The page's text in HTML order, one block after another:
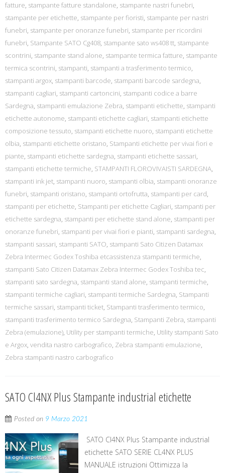
fatture, stampante fatture standalone, stampante nastri funebri,
stampante per etichette, stampante per fioristi, stampante per nastri
funebri, stampante per onoranze funebri, stampante per ricordini
funebri, Stampante SATO Cg408, stampante sato ws408 tt, stampante
scontrini, stampante stand alone, stampante termica fatture, stampante
termica scontrini, stampanti, stampanti a trasferimento termico,
stampanti argox, stampanti barcode, stampanti barcode sardegna,
stampanti cagliari, stampanti cartoncini, stampanti codice a barre
Sardegna, stampanti emulazione Zebra, stampanti etichette, stampanti
etichette autonome, stampanti etichette cagliari, stampanti etichette
composizione tessuto, stampanti etichette nuoro, stampanti etichette
olbia, stampanti etichette oristano, Stampanti etichette per vivai fiori e
piante, stampanti etichette sardegna, stampanti etichette sassari,
stampanti etichette termiche, STAMPANTI FLOROVIVAISTI SARDEGNA,
stampanti ink jet, stampanti nuoro, stampanti olbia, stampanti onoranze
funebri, stampanti oristano, stampanti ortofrutta, stampanti per card,
stampanti per etichette, Stampanti per etichette Cagliari, stampanti per
etichette sardegna, stampanti per etichette stand alone, stampanti per
onoranze funebri, stampanti per vivai fiori e pianti, stampanti sardegna,
stampanti sassari, stampanti SATO, stampanti Sato Citizen Datamax
Zebra Intermec Godex Toshiba etcassistenza stampanti termiche,
stampanti Sato Citizen Datamax Zebra Intermec Godex Toshiba tec,
stampanti sato sardegna, stampanti stand alone, stampanti termiche,
stampanti termiche cagliari, stampanti termiche Sardegna, Stampanti
termiche sassari, stampanti ticket, Stampanti trasferimento termico,
stampanti trasferimento termico Sardegna, Stampanti Zebra, stampanti
Zebra (emulazione), Utility per stampanti termiche, Utility stampanti Sato
e Argox, vendita nastro carbografico, Zebra stampanti emulazione,
Zebra stampanti nastro carbografico
SATO Cl4NX Plus Stampante industrial etichette
Posted on 9 Marzo 2021
SATO Cl4NX Plus Stampante industrial
etichette SATO SERIE CL4NX PLUS
MANUALE istruzioni Ottimizza la